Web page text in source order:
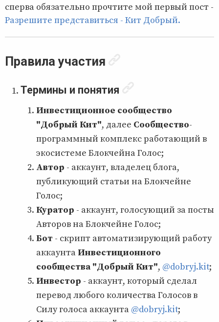
сперва обязательно прочтите мой первый пост -
Разрешите представиться - Кит Добрый.
Правила участия
Термины и понятия
Инвестиционное сообщество
"Добрый Кит", далее Сообщество-
программный комплекс работающий в
экосистеме Блокчейна Голос;
Автор - аккаунт, владелец блога,
публикующий статьи на Блокчейне
Голос;
Куратор - аккаунт, голосующий за посты
Авторов на Блокчейне Голос;
Бот - скрипт автоматизирующий работу
аккаунта Инвестиционного
сообщества "Добрый Кит", @dobryj.kit;
Инвестор - аккаунт, который сделал
перевод любого количества Голосов в
Силу голоса аккаунта @dobryj.kit;